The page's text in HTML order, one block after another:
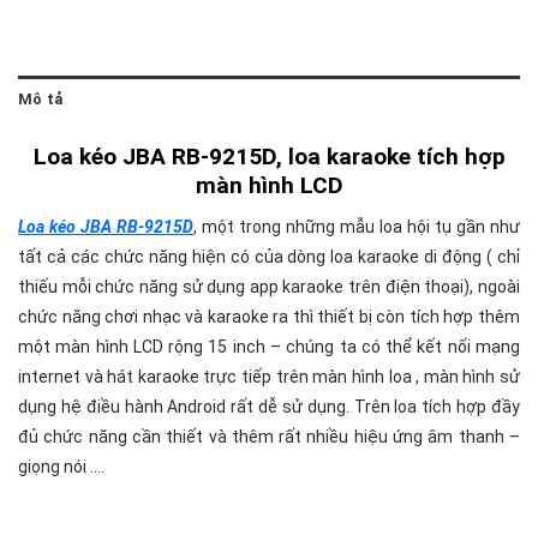
Mô tả
Loa kéo JBA RB-9215D, loa karaoke tích hợp
màn hình LCD
Loa kéo JBA RB-9215D, một trong những mẫu loa hội tụ gần như
tất cả các chức năng hiện có của dòng loa karaoke di động ( chỉ
thiếu mỗi chức năng sử dụng app karaoke trên điện thoại), ngoài
chức năng chơi nhạc và karaoke ra thì thiết bị còn tích hợp thêm
một màn hình LCD rộng 15 inch – chúng ta có thể kết nối mạng
internet và hát karaoke trực tiếp trên màn hình loa , màn hình sử
dụng hệ điều hành Android rất dễ sử dụng. Trên loa tích hợp đầy
đủ chức năng cần thiết và thêm rất nhiều hiệu ứng âm thanh –
giọng nói ….